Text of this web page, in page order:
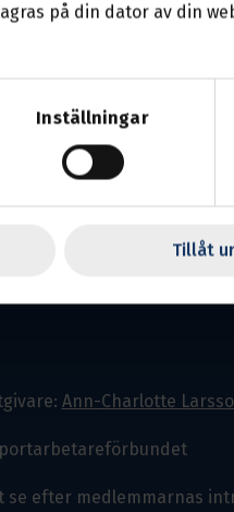
på din dator av din
Inställningar
Tillåt
varmt välkomna till
Ann-Charlotte
efter medlemmarnas